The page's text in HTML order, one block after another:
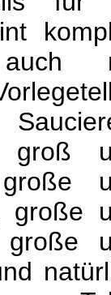
groß
große
große